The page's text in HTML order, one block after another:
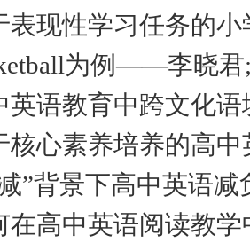
表现性学习任务的
为例——李晓君
英语教育中跨文化
核心素养培养的高
”背景下高中英语
在高中英语阅读教